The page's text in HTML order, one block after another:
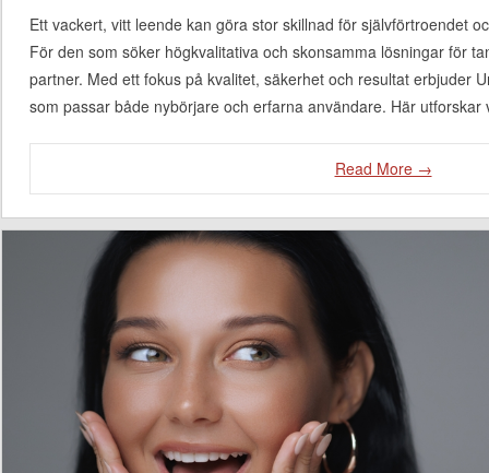
högkvalitativ och
skonsam
tandblekning
Ett vackert, vitt leende kan göra stor skillnad för självförtroendet
För den som söker högkvalitativa och skonsamma lösningar för
partner. Med ett fokus på kvalitet, säkerhet och resultat erbjuder
som passar både nybörjare och erfarna användare. Här
Read More →